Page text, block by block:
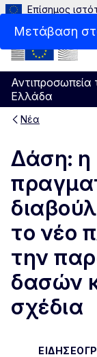
Μετάβαση
Επίσημος
Αντιπροσωπεία
Ελλάδα
Menu
Νέα
Δάση: η
το νέο
την
δασών
σχέδια